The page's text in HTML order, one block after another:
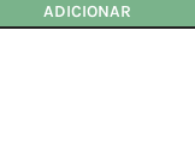
ADICIONAR